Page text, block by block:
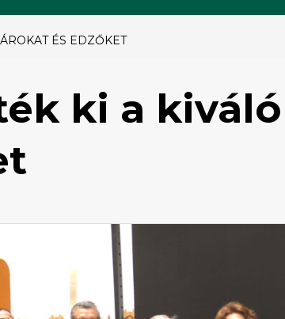
ÉS EDZŐKET
ki a kiváló